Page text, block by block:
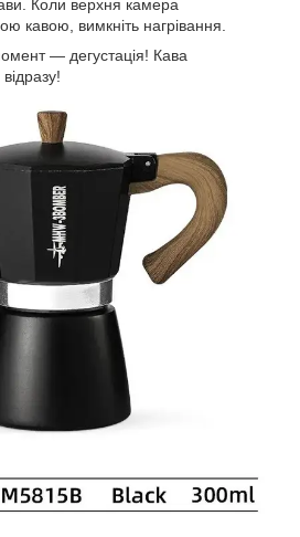
Коли верхня камера
кавою, вимкніть нагрівання.
— дегустація! Кава